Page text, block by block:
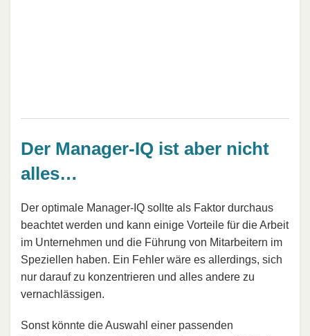
Der Manager-IQ ist aber nicht
alles…
Der optimale Manager-IQ sollte als Faktor durchaus
beachtet werden und kann einige Vorteile für die Arbeit
im Unternehmen und die Führung von Mitarbeitern im
Speziellen haben. Ein Fehler wäre es allerdings, sich
nur darauf zu konzentrieren und alles andere zu
vernachlässigen.
Sonst könnte die Auswahl einer passenden